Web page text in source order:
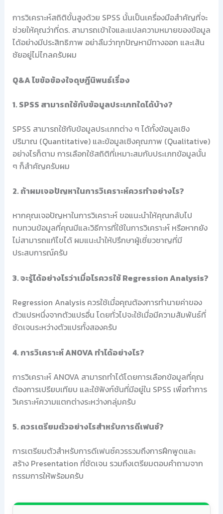
การวิเคราะห์สถิติขั้นสูงด้วย SPSS นั้นเป็นเครื่องมือสำคัญที่จะ
ช่วยให้คุณว่าที่ดร. สามารถเข้าใจและแปลความหมายของข้อมูล
ได้อย่างมีประสิทธิภาพ อย่าลืมว่าทุกปัญหามีทางออก และเส้น
ชัยอยู่ไม่ไกลครับผม
Q&A ไขข้อข้องใจดุษฎีนิพนธ์เรื่อง
1. SPSS สามารถใช้กับข้อมูลประเภทใดได้บ้าง?
SPSS สามารถใช้กับข้อมูลประเภทต่าง ๆ ได้ทั้งข้อมูลเชิง
ปริมาณ (Quantitative) และข้อมูลเชิงคุณภาพ (Qualitative)
อย่างไรก็ตาม การเลือกใช้สถิติที่เหมาะสมกับประเภทข้อมูลนั้น
ๆ ก็สำคัญครับผม
2. ถ้าผมเจอปัญหาในการวิเคราะห์ควรทำอย่างไร?
หากคุณเจอปัญหาในการวิเคราะห์ ขอแนะนำให้คุณกลับไป
ทบทวนข้อมูลที่คุณมีและวิธีการที่ใช้ในการวิเคราะห์ หรือหากยัง
ไม่สามารถแก้ไขได้ ผมแนะนำให้ปรึกษาผู้เชี่ยวชาญที่มี
ประสบการณ์ครับ
3. จะรู้ได้อย่างไรว่าเมื่อไรควรใช้ Regression Analysis?
Regression Analysis ควรใช้เมื่อคุณต้องการทำนายค่าของ
ตัวแปรหนึ่งจากตัวแปรอื่น โดยทั่วไปจะใช้เมื่อมีความสัมพันธ์ที่
ชัดเจนระหว่างตัวแปรทั้งสองครับ
4. การวิเคราะห์ ANOVA ทำได้อย่างไร?
การวิเคราะห์ ANOVA สามารถทำได้โดยการเลือกข้อมูลที่คุณ
ต้องการเปรียบเทียบ และใช้ฟังก์ชันที่มีอยู่ใน SPSS เพื่อทำการ
วิเคราะห์ความแตกต่างระหว่างกลุ่มครับ
5. ควรเตรียมตัวอย่างไรสำหรับการดีเฟนซ์?
การเตรียมตัวสำหรับการดีเฟนซ์ควรรวมถึงการฝึกพูดและ
สร้าง Presentation ที่ชัดเจน รวมถึงเตรียมตอบคำถามจาก
กรรมการให้พร้อมครับ